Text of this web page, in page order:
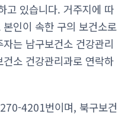
고 있습니다. 거주지에 따
인이 속한 구의 보건소로
는 남구보건소 건강관리
소 건강관리과로 연락하
4201번이며, 북구보건